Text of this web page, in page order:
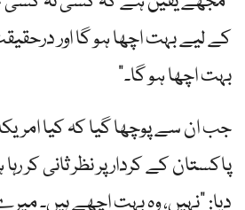
کے لیے بہت اچھا ہو گا اور
بہت اچھا ہو گا۔”
جب ان سے پوچھا گیا کہ کیا
پاکستان کے کردار پر نظر ثانی کر
دیا: "نہیں، وہ بہت اچھے ہیں۔